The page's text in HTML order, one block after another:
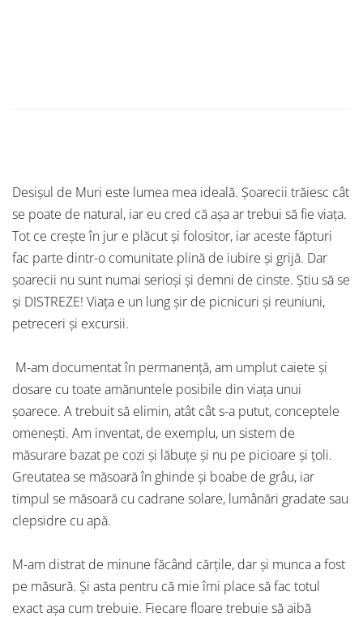
Desișul de Muri este lumea mea ideală. Șoarecii trăiesc cât
se poate de natural, iar eu cred că așa ar trebui să fie viața.
Tot ce crește în jur e plăcut și folositor, iar aceste făpturi
fac parte dintr-o comunitate plină de iubire și grijă. Dar
șoarecii nu sunt numai serioși și demni de cinste. Știu să se
și DISTREZE! Viața e un lung șir de picnicuri și reuniuni,
petreceri și excursii.
M-am documentat în permanență, am umplut caiete și
dosare cu toate amănuntele posibile din viața unui
șoarece. A trebuit să elimin, atât cât s-a putut, conceptele
omenești. Am inventat, de exemplu, un sistem de
măsurare bazat pe cozi și lăbuțe și nu pe picioare și țoli.
Greutatea se măsoară în ghinde și boabe de grâu, iar
timpul se măsoară cu cadrane solare, lumânări gradate sau
clepsidre cu apă.
M-am distrat de minune făcând cărțile, dar și munca a fost
pe măsură. Și asta pentru că mie îmi place să fac totul
exact așa cum trebuie. Fiecare floare trebuie să aibă